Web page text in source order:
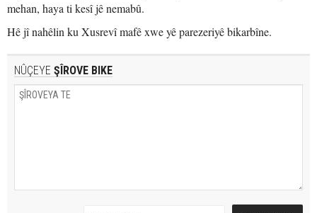
mehan, haya ti kesî jê nemabû.
Hê jî nahêlin ku Xusrevî mafê xwe yê parezeriyê bikarbîne.
NÛÇEYE ŞÎROVE BIKE